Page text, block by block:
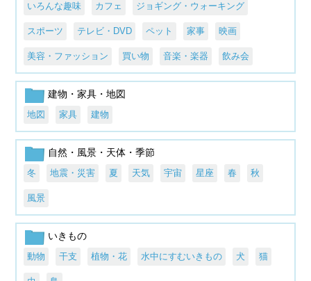
いろんな趣味 カフェ ジョギング・ウォーキング
スポーツ テレビ・DVD ペット 家事 映画
美容・ファッション 買い物 音楽・楽器 飲み会
建物・家具・地図
地図 家具 建物
自然・風景・天体・季節
冬 地震・災害 夏 天気 宇宙 星座 春 秋
風景
いきもの
動物 干支 植物・花 水中にすむいきもの 犬 猫